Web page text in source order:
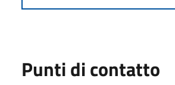
Punti di contatto